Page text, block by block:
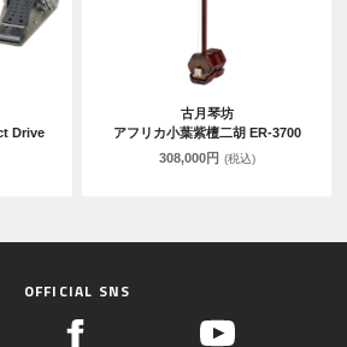
Drive
古月琴坊
アフリカ小葉紫檀二胡 ER-3700
308,000円 (税込)
OFFICIAL SNS